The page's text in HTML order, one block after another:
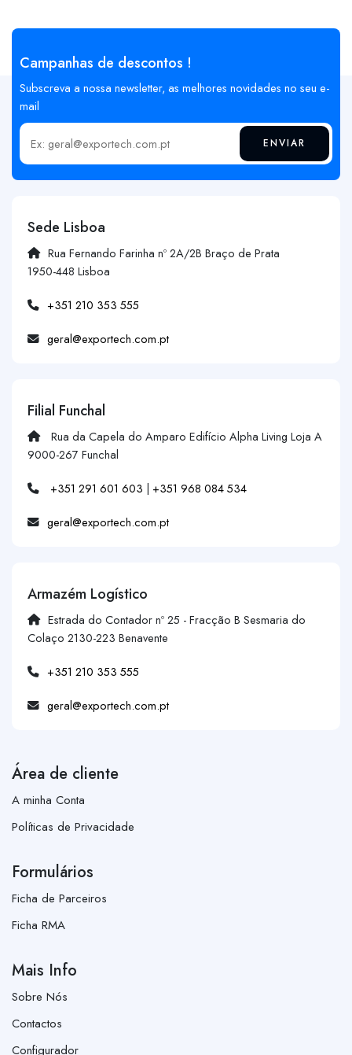
Campanhas de descontos !
Subscreva a nossa newsletter, as melhores novidades no seu e-
mail
Insira o seu email ENVIAR
Sede Lisboa
Rua Fernando Farinha nº 2A/2B Braço de Prata
1950-448 Lisboa
+351 210 353 555
geral@exportech.com.pt
Filial Funchal
Rua da Capela do Amparo Edifício Alpha Living Loja A
9000-267 Funchal
+351 291 601 603 | +351 968 084 534
geral@exportech.com.pt
Armazém Logístico
Estrada do Contador nº 25 - Fracção B Sesmaria do
Colaço 2130-223 Benavente
+351 210 353 555
geral@exportech.com.pt
Área de cliente
A minha Conta
Políticas de Privacidade
Formulários
Ficha de Parceiros
Ficha RMA
Mais Info
Sobre Nós
Contactos
Configurador